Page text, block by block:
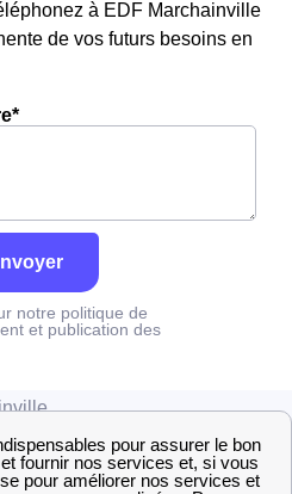
à EDF Marchainville
de vos futurs besoins en
notre politique de
et publication des